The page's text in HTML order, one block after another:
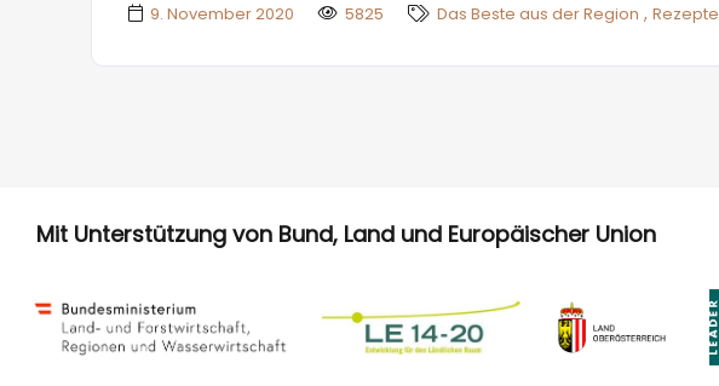
9. November 2020 5825 Das Beste aus der Region , Rezepte
Mit Unterstützung von Bund, Land und Europäischer Union